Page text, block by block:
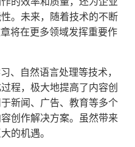
。未来，随着技术的不断
将在更多领域发挥重要作
、自然语言处理等技术，
程，极大地提高了内容创
新闻、广告、教育等多个
创作解决方案。虽然带来
的机遇。